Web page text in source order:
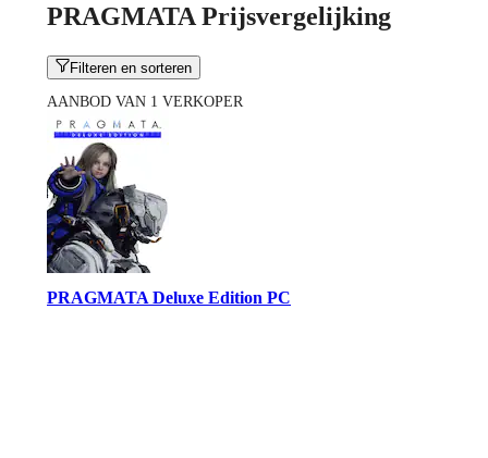
PRAGMATA Prijsvergelijking
Filteren en sorteren
AANBOD VAN 1 VERKOPER
PRAGMATA Deluxe Edition PC